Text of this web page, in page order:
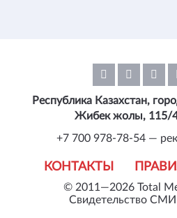
© 2011—2026 Total
Свидетельство
КОНТАКТЫ
Республика Казахстан,
Жибек жолы, 115/
+7 700 978-78-54 —